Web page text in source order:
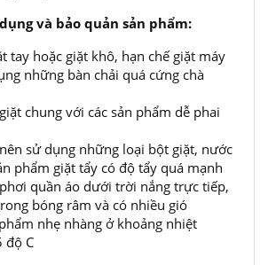
và bảo quản sản phẩm:
tay hoặc giặt khô, hạn chế giặt máy
những bàn chải quá cứng chà
chung với các sản phẩm dễ phai
sử dụng những loại bột giặt, nước
phẩm giặt tẩy có độ tẩy quá mạnh
quần áo dưới trời nắng trực tiếp,
bóng râm và có nhiều gió
nhẹ nhàng ở khoảng nhiệt
độ C